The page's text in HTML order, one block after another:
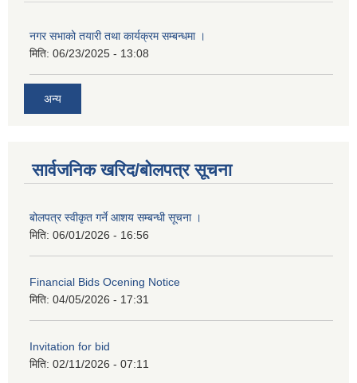
नगर सभाको तयारी तथा कार्यक्रम सम्बन्धमा ।
मिति: 06/23/2025 - 13:08
अन्य
सार्वजनिक खरिद/बोलपत्र सूचना
बोलपत्र स्वीकृत गर्ने आशय सम्बन्धी सूचना ।
मिति: 06/01/2026 - 16:56
Financial Bids Ocening Notice
मिति: 04/05/2026 - 17:31
Invitation for bid
मिति: 02/11/2026 - 07:11